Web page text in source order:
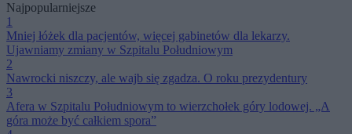
Najpopularniejsze
1
Mniej łóżek dla pacjentów, więcej gabinetów dla lekarzy.
Ujawniamy zmiany w Szpitalu Południowym
2
Nawrocki niszczy, ale wajb się zgadza. O roku prezydentury
3
Afera w Szpitalu Południowym to wierzchołek góry lodowej. „A
góra może być całkiem spora”